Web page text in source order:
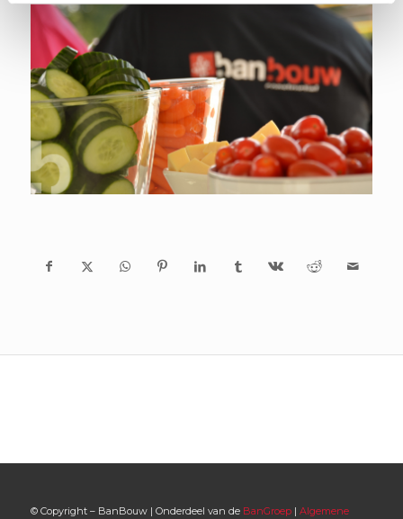
© Copyright – BanBouw | Onderdeel van de BanGroep| Algemene